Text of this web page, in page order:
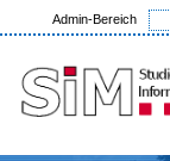
Admin-Bereich